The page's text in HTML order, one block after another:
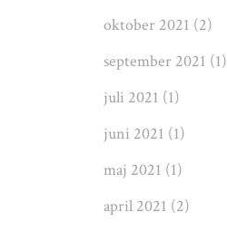
oktober 2021 (2)
september 2021 (1)
juli 2021 (1)
juni 2021 (1)
maj 2021 (1)
april 2021 (2)